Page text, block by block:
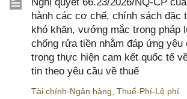
hành các cơ chế, chính sách đặc
khó khăn, vướng mắc trong pháp
chống rửa tiền nhằm đáp ứng yêu
trong thực hiện cam kết quốc tế
tin theo yêu cầu về thuế
Tài chính-Ngân hàng Thuế-Phí-Lệ phí